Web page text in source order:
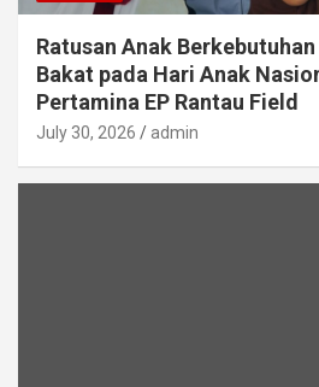
Ratusan Anak
Bakat pada Hari Anak
Pertamina EP Rantau Field
July 30, 2026 admin